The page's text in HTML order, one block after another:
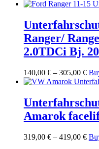
Ranger/
2.0TDCi Bj.
140,00 € – 305,00 €
Amarok
319,00 € – 419,00 €